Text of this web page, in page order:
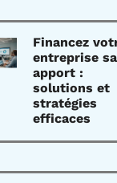
Financez
entreprise
apport :
solutions et
stratégies
efficaces